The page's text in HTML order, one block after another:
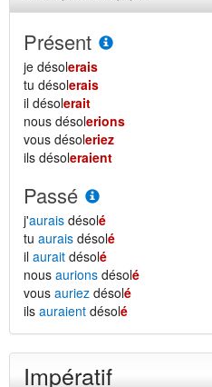
Présent
je désolerais
tu désolerais
il désolerait
nous désolerions
vous désoleriez
ils désoleraient
Passé
j'aurais désolé
tu aurais désolé
il aurait désolé
nous aurions désolé
vous auriez désolé
ils auraient désolé
Impératif